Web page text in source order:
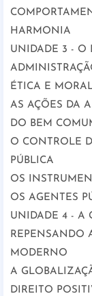
HARMONIA
UNIDADE 3 - O
ÉTICA E
AS AÇÕES DA
DO BEM
O CONTROLE
PÚBLICA
OS
OS AGENTES
UNIDADE 4 - A
REPENSANDO
MODERNO
A
DIREITO